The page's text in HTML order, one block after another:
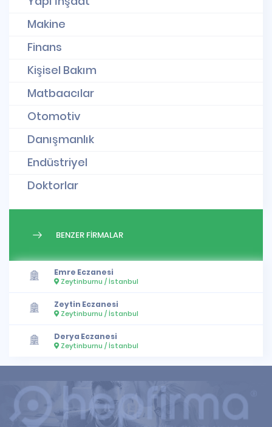
Makine
Finans
Kişisel Bakım
Matbaacılar
Otomotiv
Danışmanlık
Endüstriyel
Doktorlar
BENZER FİRMALAR
Emre Eczanesi
Zeytinburnu / İstanbul
Zeytin Eczanesi
Zeytinburnu / İstanbul
Derya Eczanesi
Zeytinburnu / İstanbul